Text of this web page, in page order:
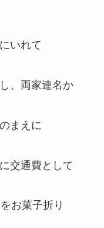
いれて
、両家連名か
まえに
交通費として
お菓子折り